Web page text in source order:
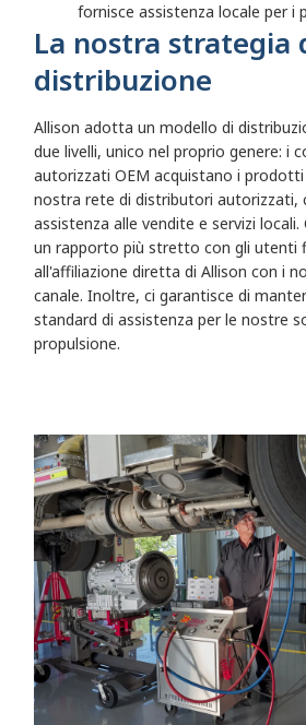
fornisce assistenza locale per i
La nostra strategia
distribuzione
Allison adotta un modello di
due livelli, unico nel proprio genere: i
autorizzati OEM acquistano i
nostra rete di distributori autorizzati,
assistenza alle vendite e servizi
un rapporto più stretto con gli utenti
all'affiliazione diretta di Allison con i
canale. Inoltre, ci garantisce di
standard di assistenza per le nostre
propulsione.